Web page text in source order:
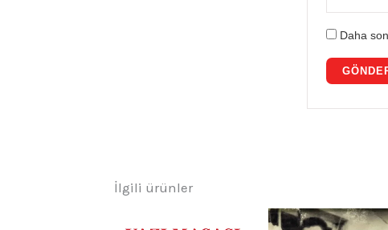
Daha
İlgili ürünler